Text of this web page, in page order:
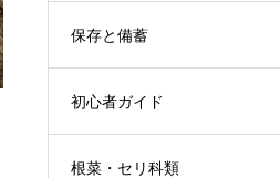
保存と備蓄
初心者ガイド
根菜・セリ科類